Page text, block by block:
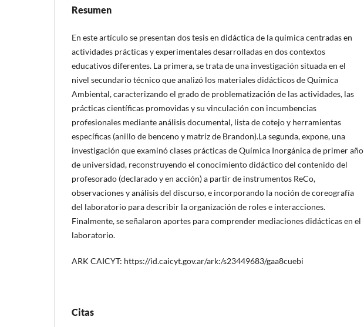
Resumen
En este artículo se presentan dos tesis en didáctica de la química centradas en
actividades prácticas y experimentales desarrolladas en dos contextos
educativos diferentes. La primera, se trata de una investigación situada en el
nivel secundario técnico que analizó los materiales didácticos de Química
Ambiental, caracterizando el grado de problematización de las actividades, las
prácticas científicas promovidas y su vinculación con incumbencias
profesionales mediante análisis documental, lista de cotejo y herramientas
específicas (anillo de benceno y matriz de Brandon).La segunda, expone, una
investigación que examinó clases prácticas de Química Inorgánica de primer año
de universidad, reconstruyendo el conocimiento didáctico del contenido del
profesorado (declarado y en acción) a partir de instrumentos ReCo,
observaciones y análisis del discurso, e incorporando la noción de coreografía
del laboratorio para describir la organización de roles e interacciones.
Finalmente, se señalaron aportes para comprender mediaciones didácticas en el
laboratorio.
ARK CAICYT: https://id.caicyt.gov.ar/ark:/s23449683/gaa8cuebi
Citas